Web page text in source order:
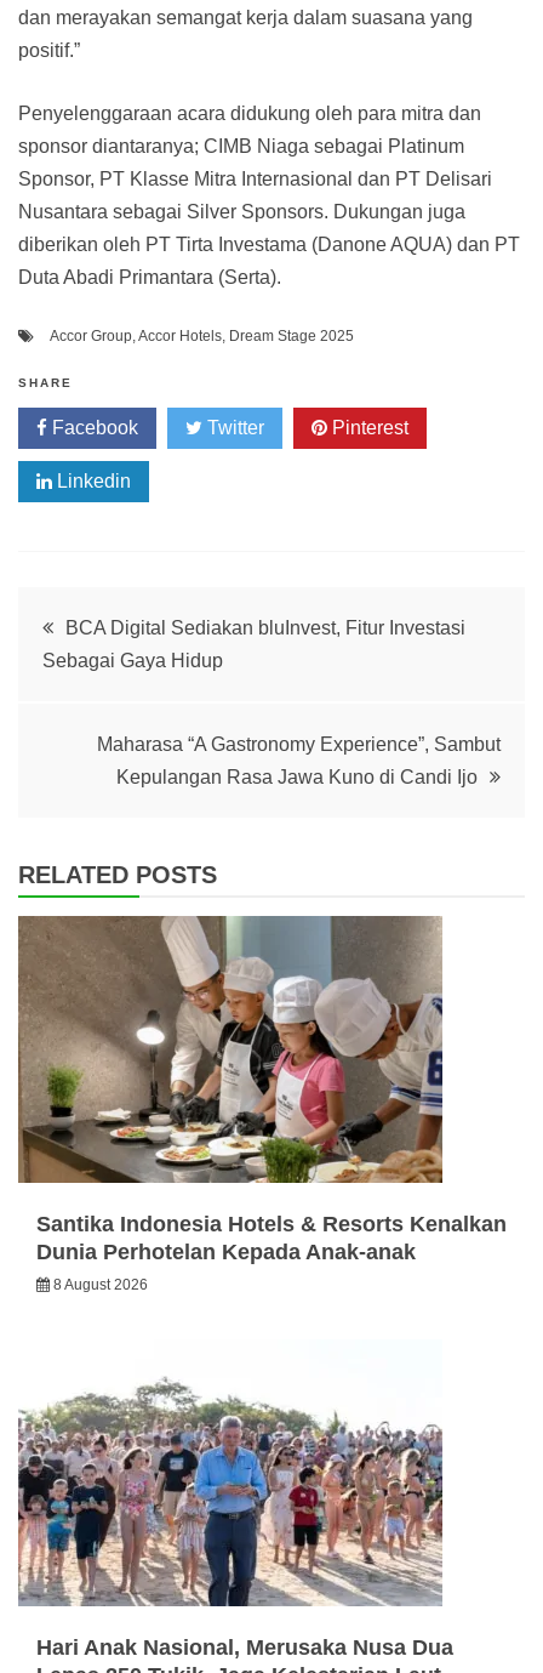
dan merayakan semangat kerja dalam suasana yang
positif.”
Penyelenggaraan acara didukung oleh para mitra dan
sponsor diantaranya; CIMB Niaga sebagai Platinum
Sponsor, PT Klasse Mitra Internasional dan PT Delisari
Nusantara sebagai Silver Sponsors. Dukungan juga
diberikan oleh PT Tirta Investama (Danone AQUA) dan PT
Duta Abadi Primantara (Serta).
Accor Group,Accor Hotels, Dream Stage 2025
SHARE
Facebook Twitter Pinterest
Linkedin
Post
navigation
BCA Digital Sediakan bluInvest, Fitur Investasi
Sebagai Gaya Hidup
Maharasa “A Gastronomy Experience”, Sambut
Kepulangan Rasa Jawa Kuno di Candi Ijo
RELATED POSTS
Santika Indonesia Hotels & Resorts Kenalkan
Dunia Perhotelan Kepada Anak-anak
8 August 2026
Hari Anak Nasional, Merusaka Nusa Dua